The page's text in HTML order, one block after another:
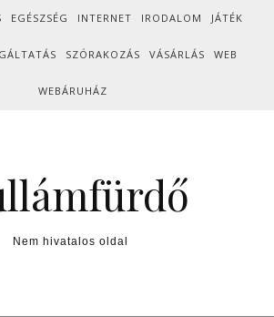
EGÉSZSÉG INTERNET IRODALOM JÁTÉK
SZÓRAKOZÁS VÁSÁRLÁS WEB
WEBÁRUHÁZ
Nem hivatalos oldal